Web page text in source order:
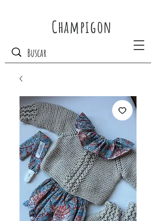
Champigon